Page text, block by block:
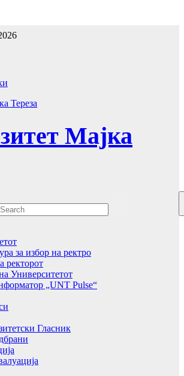
Мајка
за избор на ректро
ректорот
Университетот
„UNT Pulse“
Гласник